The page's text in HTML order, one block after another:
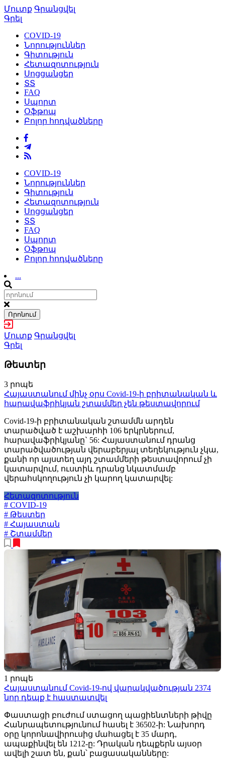
Մուտք Գրանցվել
Գրել
COVID-19
Նորություններ
Գիտություն
Հետազոտություն
Սոցցանցեր
ՏՏ
FAQ
Սպորտ
Օֆթոպ
Բոլոր հոդվածները
COVID-19
Նորություններ
Գիտություն
Հետազոտություն
Սոցցանցեր
ՏՏ
FAQ
Սպորտ
Օֆթոպ
Բոլոր հոդվածները
...
Որոնում
Մուտք Գրանցվել
Գրել
Թեստեր
3 րոպե
Հայաստանում մինչ օրս Covid-19-ի բրիտանական և
հարավաֆրիկյան շտամմեր չեն թեստավորում
Covid-19-ի բրիտանական շտամմն արդեն
տարածված է աշխարհի 106 երկրներում,
հարավաֆրիկյանը` 56: Հայաստանում դրանց
տարածվածության վերաբերյալ տեղեկություն չկա,
քանի որ այստեղ այդ շտամմերի թեստավորում չի
կատարվում, ուստիև դրանց նկատմամբ
վերահսկողություն չի կարող կատարվել:
Հետազոտություն
# COVID-19
# Թեստեր
# Հայաստան
# Շտամմեր
1 րոպե
Հայաստանում Covid-19-ով վարակվածության 2374
նոր դեպք է հաստատվել
Փաստացի բուժում ստացող պացիենտների թիվը
Հանրապետությունում հասել է 36502-ի: Նախորդ
օրը կորոնավիրուսից մահացել է 35 մարդ,
ապաքինվել են 1212-ը: Դրական դեպքերն այսօր
ավելի շատ են, քան՝ բացասականները: